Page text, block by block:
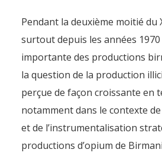
Pendant la deuxième moitié du
surtout depuis les années
importante des productions
la question de la production
perçue de façon croissante en
notamment dans le contexte
et de l’instrumentalisation
productions d’opium de